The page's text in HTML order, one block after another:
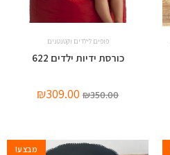
פופים לילדים וקטנטנים
כורסת ידיות ילדים 622
₪350.00
₪309.00
מבצע!